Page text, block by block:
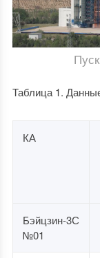
Таблица 1.
КА
Бэйцзин-3С
№01